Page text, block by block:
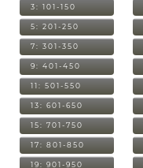
3: 101-150
5: 201-250
7: 301-350
9: 401-450
11: 501-550
13: 601-650
15: 701-750
17: 801-850
19: 901-950